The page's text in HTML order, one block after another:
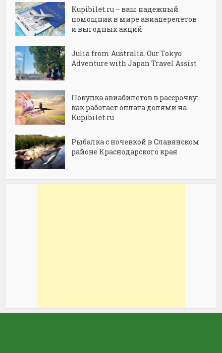
Kupibilet.ru – ваш надежный
помощник в мире авиаперелетов
и выгодных акций
Julia from Australia. Our Tokyo
Adventure with Japan Travel Assist
Покупка авиабилетов в рассрочку:
как работает оплата долями на
Kupibilet.ru
Рыбалка с ночевкой в Славянском
районе Краснодарского края